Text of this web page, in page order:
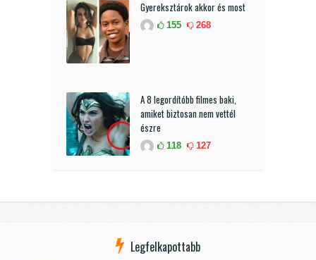
Gyereksztárok akkor és most
155 268
A 8 legordítóbb filmes baki,
amiket biztosan nem vettél
észre
118 127
Legfelkapottabb